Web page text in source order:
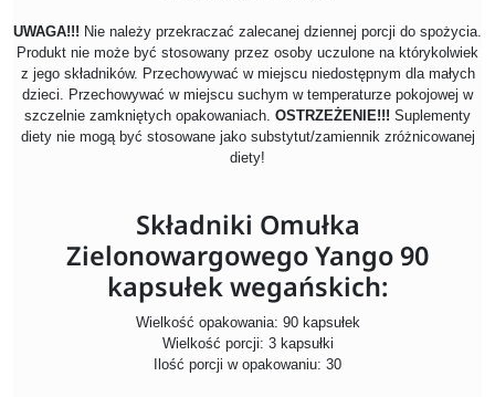
UWAGA!!! Nie należy przekraczać zalecanej dziennej porcji do spożycia.
Produkt nie może być stosowany przez osoby uczulone na którykolwiek
z jego składników. Przechowywać w miejscu niedostępnym dla małych
dzieci. Przechowywać w miejscu suchym w temperaturze pokojowej w
szczelnie zamkniętych opakowaniach. OSTRZEŻENIE!!! Suplementy
diety nie mogą być stosowane jako substytut/zamiennik zróżnicowanej
diety!
Składniki Omułka
Zielonowargowego Yango 90
kapsułek wegańskich:
Wielkość opakowania: 90 kapsułek
Wielkość porcji: 3 kapsułki
Ilość porcji w opakowaniu: 30